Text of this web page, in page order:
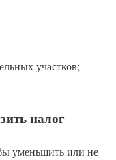
участков;
налог
уменьшить или не